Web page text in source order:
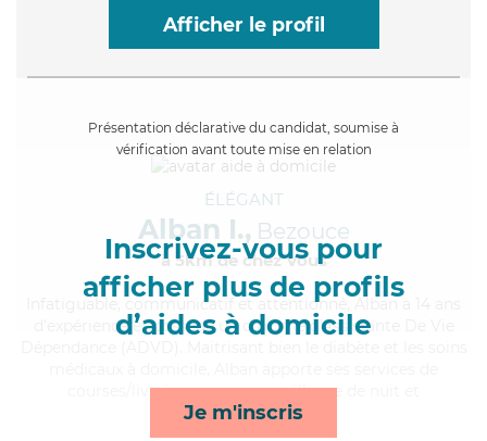
Afficher le profil
Présentation déclarative du candidat, soumise à
vérification avant toute mise en relation
Inscrivez-vous pour
afficher plus de profils
d’aides à domicile
Je m'inscris
ÉLÉGANT
Alban I., Bezouce
à 5km de chez Vous
, communicatif et attentionné, Alban a 14 ans
d'expérience et possède un diplôme d'Assistante De Vie
courses/livraison, repas, surveillance de nuit et
compagnie/loisirs*